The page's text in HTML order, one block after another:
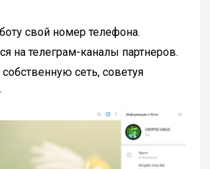
свой номер телефона.
на телеграм-каналы партнеров.
сеть, советуя